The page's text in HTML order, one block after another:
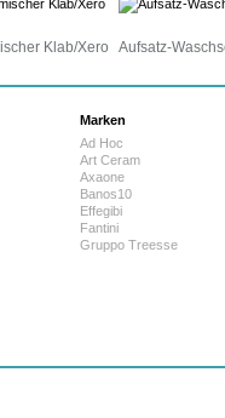
Klab/Xero Aufsatz-
Marken
Ad Hoc
Art Ceram
Axaone
Banos10
Effegibi
Fantini
Gruppo Treesse